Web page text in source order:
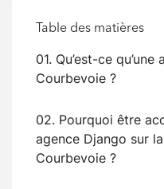
Table des matières
01. Qu’est-ce
Courbevoie ?
02. Pourquoi être
agence Django sur
Courbevoie ?